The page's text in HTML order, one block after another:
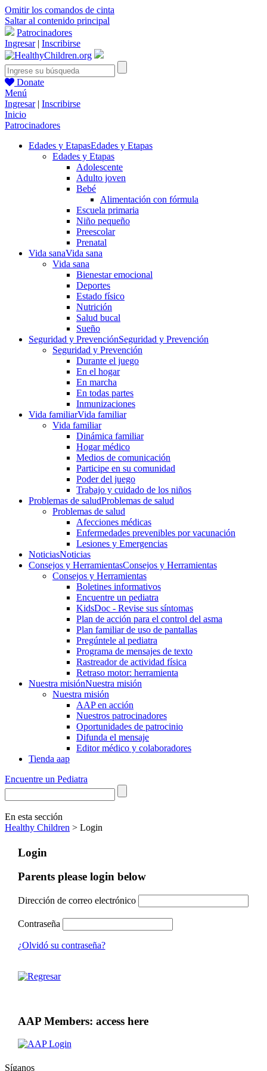
Omitir los comandos de cinta
Saltar al contenido principal
Patrocinadores
Ingresar| Inscribirse
Donate
Menú
Ingresar| Inscribirse
Inicio
Patrocinadores
Edades y EtapasEdades y Etapas
Edades y Etapas
Adolescente
Adulto joven
Bebé
Alimentación con fórmula
Escuela primaria
Niño pequeño
Preescolar
Prenatal
Vida sanaVida sana
Vida sana
Bienestar emocional
Deportes
Estado físico
Nutrición
Salud bucal
Sueño
Seguridad y PrevenciónSeguridad y Prevención
Seguridad y Prevención
Durante el juego
En el hogar
En marcha
En todas partes
Inmunizaciones
Vida familiarVida familiar
Vida familiar
Dinámica familiar
Hogar médico
Medios de comunicación
Participe en su comunidad
Poder del juego
Trabajo y cuidado de los niños
Problemas de saludProblemas de salud
Problemas de salud
Afecciones médicas
Enfermedades prevenibles por vacunación
Lesiones y Emergencias
NoticiasNoticias
Consejos y HerramientasConsejos y Herramientas
Consejos y Herramientas
Boletines informativos
Encuentre un pediatra
KidsDoc - Revise sus síntomas
Plan de acción para el control del asma
Plan familiar de uso de pantallas
Pregúntele al pediatra
Programa de mensajes de texto
Rastre​​ador de activida​d física
Retraso motor: herramienta
Nuestra misiónNuestra misión
Nuestra misión
AAP en acción
Nuestros patrocinadores
Oportunidades de patrocinio
Difunda el mensaje
Editor médico y colaboradores
Tienda aap
Encuentre un Pediatra
En esta sección
Healthy Children > Login
Login
Parents please login below
Dirección de correo electrónico
Contraseña
¿Olvidó su contraseña?
AAP Members: access here
Síganos